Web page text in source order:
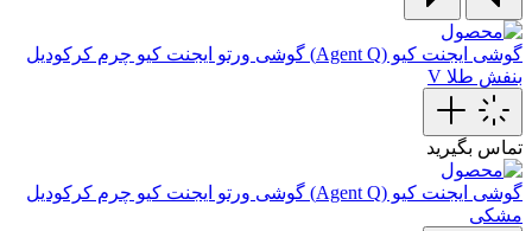
گوشی ایجنت کیو (Agent Q)
گوشی ورتو ایجنت کیو چرم کرکودیل
بنفش طلا V
تماس بگیرید
گوشی ایجنت کیو (Agent Q)
گوشی ورتو ایجنت کیو چرم کرکودیل
مشکی